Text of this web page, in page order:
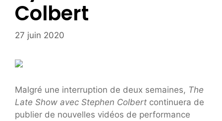
Colbert
27 juin 2020
Malgré une interruption de deux semaines, The
Late Show avec Stephen Colbert continuera de
publier de nouvelles vidéos de performance